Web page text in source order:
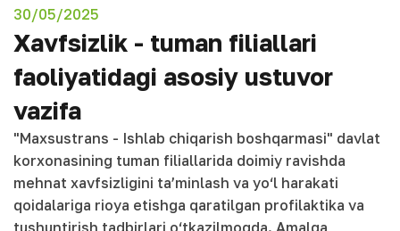
30/05/2025
Xavfsizlik - tuman filiallari
faoliyatidagi asosiy ustuvor
vazifa
"Maxsustrans - Ishlab chiqarish boshqarmasi" davlat
korxonasining tuman filiallarida doimiy ravishda
mehnat xavfsizligini ta’minlash va yo‘l harakati
qoidalariga rioya etishga qaratilgan profilaktika va